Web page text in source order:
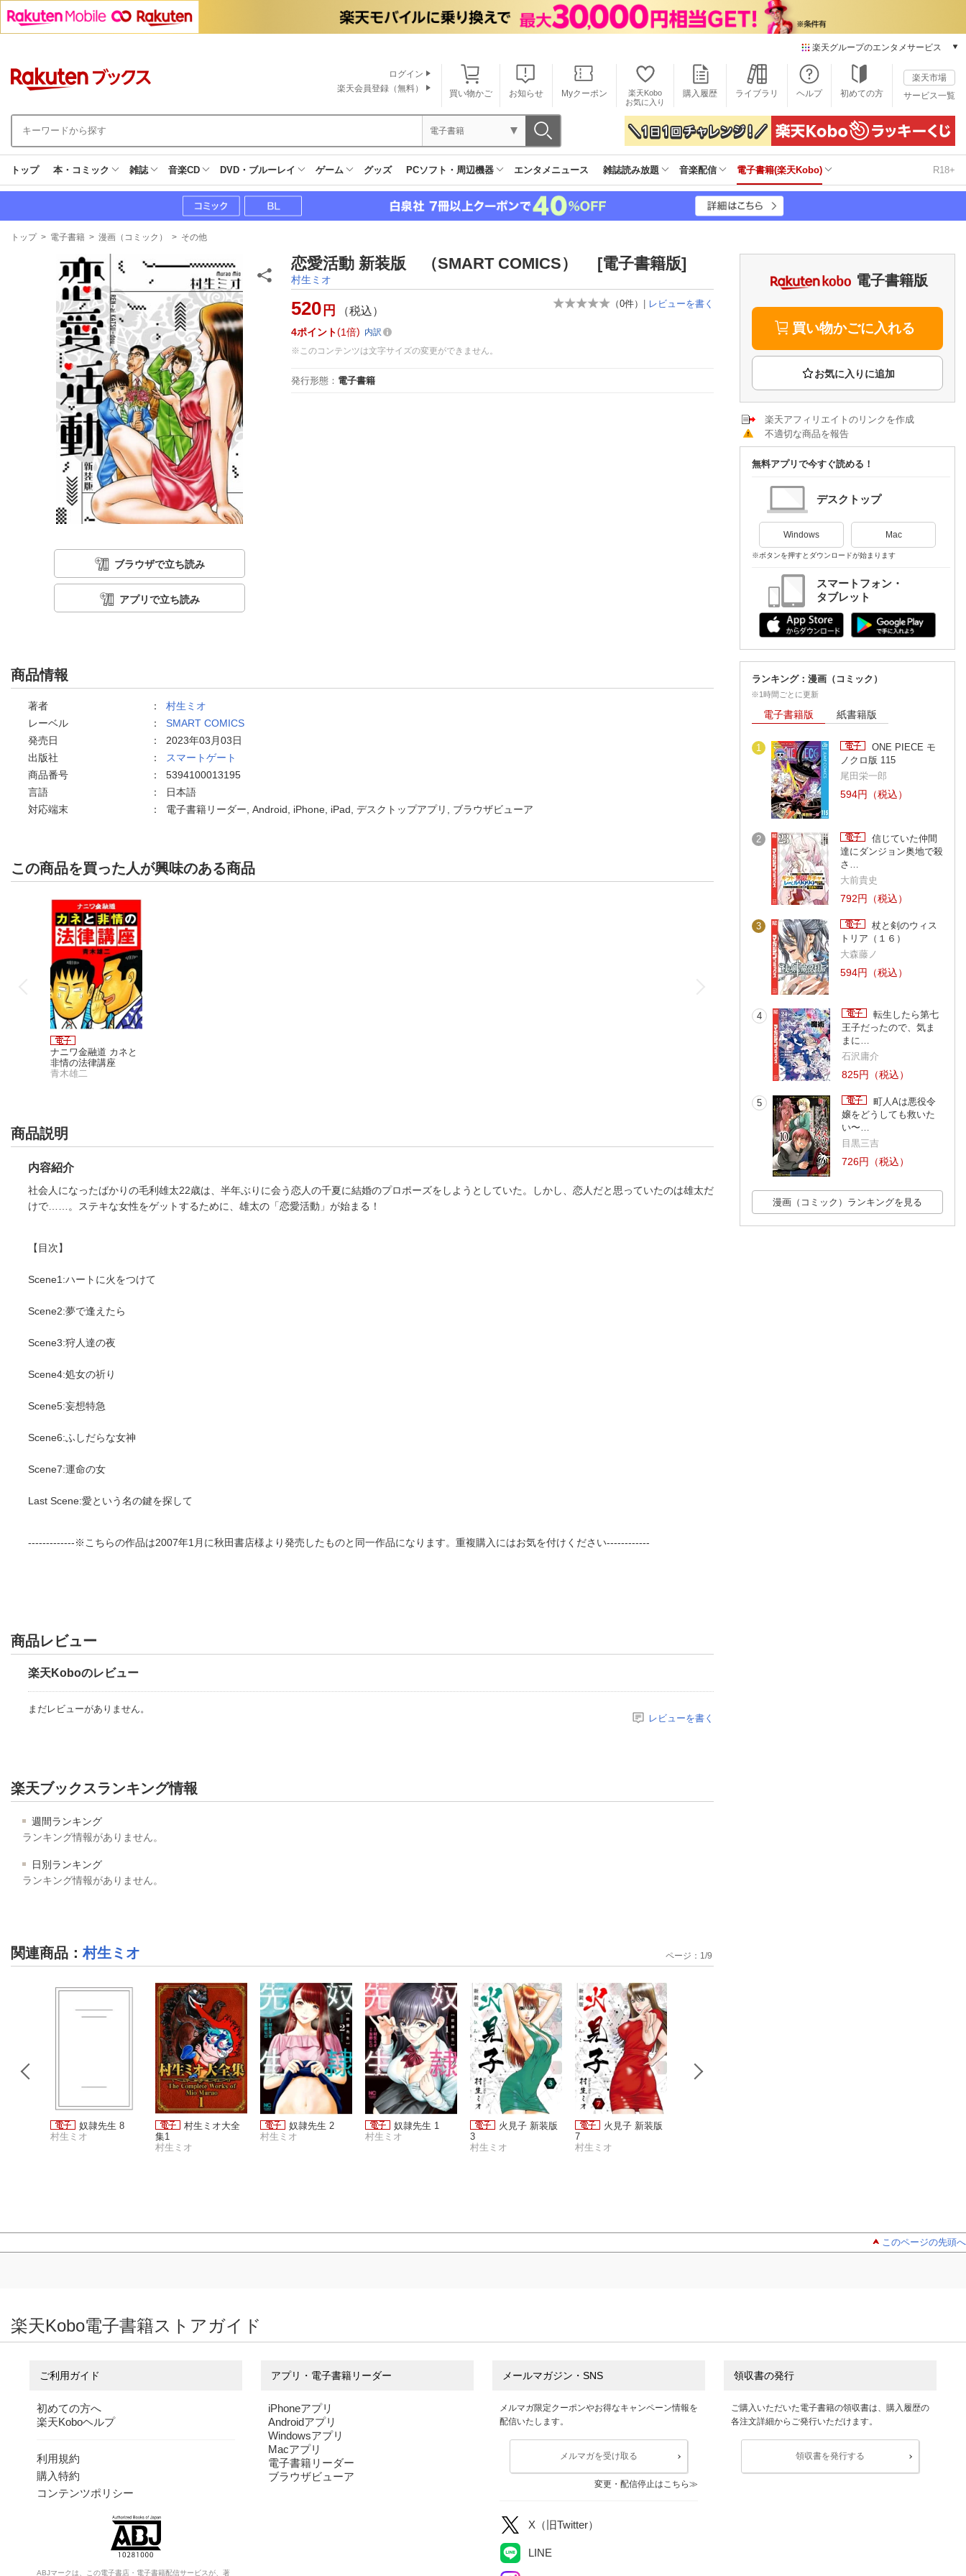
楽天グループのエンタメサービス
本/ゲーム/CD/DVD
楽天ブックス
電子書籍
楽天Kobo
雑誌読み放題
楽天ミュージック
楽天TV
Rakuten PLAY
無料テレビ
Rチャンネル
チケット
楽天チケット
推し楽
買い物かご お知らせ Myクーポン
楽天Kobo
お気に入り
購入履歴 ライブラリ ヘルプ 初めての方
楽天市場
サービス一覧
ログイン
楽天会員登録（無料）
電子書籍
トップ 本・コミック 雑誌 音楽CD DVD・ブルーレイ ゲーム グッズ PCソフト・周辺機器 エンタメニュース 雑誌読み放題 音楽配信 電子書籍(楽天Kobo) R18+
現
トップ > 電子書籍 > 漫画（コミック） > その他
ブラウザで立ち読み
アプリで立ち読み
恋愛活動 新装版 （SMART COMICS） [電子書籍版]
村生ミオ
（0件） レビューを書く
520 円 （税込）
4ポイント 1倍
内訳
※このコンテンツは文字サイズの変更ができません。
発行形態 ： 電子書籍
商品情報
著者 ： 村生ミオ
レーベル
： SMART COMICS
発売日
： 2023年03月03日
出版社
：
スマートゲート
商品番号
： 5394100013195
言語
：
日本語
対応端末
： 電子書籍リーダー, Android, iPhone, iPad, デスクトップアプリ, ブラウザビューア
この商品を買った人が興味のある商品
ナニワ金融道 カネと
非情の法律講座
青木雄二
非情の法律講座
商品説明
内容紹介
社会人になったばかりの毛利雄太22歳は、半年ぶりに会う恋人の千夏に結婚のプロポーズをしようとしていた。しかし、恋人だと思っていたのは雄太だ
けで……。ステキな女性をゲットするために、雄太の「恋愛活動」が始まる！
【目次】
Scene1:ハートに火をつけて
Scene2:夢で逢えたら
Scene3:狩人達の夜
Scene4:処女の祈り
Scene5:妄想特急
Scene6:ふしだらな女神
Scene7:運命の女
Last Scene:愛という名の鍵を探して
-------------※こちらの作品は2007年1月に秋田書店様より発売したものと同一作品になります。重複購入にはお気を付けください------------
商品レビュー
楽天Koboのレビュー
まだレビューがありません。
レビューを書く
楽天ブックスランキング情報
週間ランキング
ランキング情報がありません。
日別ランキング
ランキング情報がありません。
関連商品 ：村生ミオ
奴隷先生 8
村生ミオ
村生ミオ大全
集1
村生ミオ
奴隷先生 2
村生ミオ
奴隷先生 1
村生ミオ
火見子 新装版
3
村生ミオ
火見子 新装版
7
村生ミオ
ページ： 1/9
電子書籍版
買い物かごに入れる
楽天アフィリエイトのリンクを作成
不適切な商品を報告
無料アプリで今すぐ読める！
デスクトップ
Windows Mac
※ボタンを押すとダウンロードが始まります
スマートフォン・
タブレット
ランキング：漫画（コミック）
※1時間ごとに更新
電子書籍版 紙書籍版
1
ONE PIECE モ
ノクロ版 115
尾田栄一郎
594円（税込）
2
信じていた仲間
達にダンジョン奥地で殺
さ…
大前貴史
792円（税込）
3
杖と剣のウィス
トリア（１６）
大森藤ノ
594円（税込）
4
転生したら第七
王子だったので、気ま
まに…
石沢庸介
825円（税込）
5
町人Aは悪役令
嬢をどうしても救いた
い〜…
目黒三吉
726円（税込）
漫画（コミック）ランキングを見る
このページの先頭へ
楽天Kobo電子書籍ストアガイド
ご利用ガイド
初めての方へ
楽天Koboヘルプ
利用規約
購入特約
コンテンツポリシー
ABJマークは、この電子書店・電子書籍配信サービスが、著
アプリ・電子書籍リーダー
iPhoneアプリ
Androidアプリ
Windowsアプリ
Macアプリ
電子書籍リーダー
ブラウザビューア
メールマガジン・SNS
メルマガ限定クーポンやお得なキャンペーン情報を
配信いたします。
メルマガを受け取る
変更・配信停止はこちら
X（旧Twitter）
LINE
領収書の発行
ご購入いただいた電子書籍の領収書は、購入履歴の
各注文詳細からご発行いただけます。
領収書を発行する